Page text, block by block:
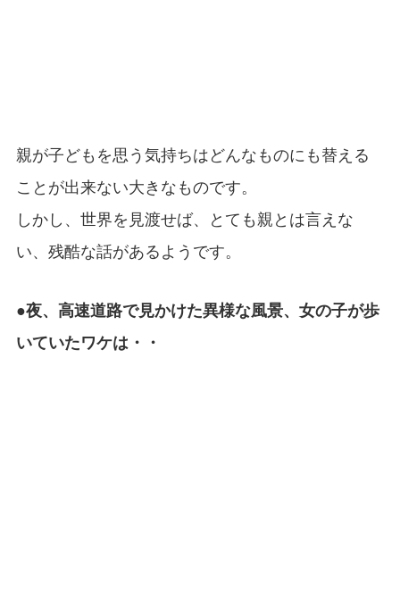
親が子どもを思う気持ちはどんなものにも替える
ことが出来ない大きなものです。
しかし、世界を見渡せば、とても親とは言えな
い、残酷な話があるようです。
●夜、高速道路で見かけた異様な風景、女の子が歩
いていたワケは・・